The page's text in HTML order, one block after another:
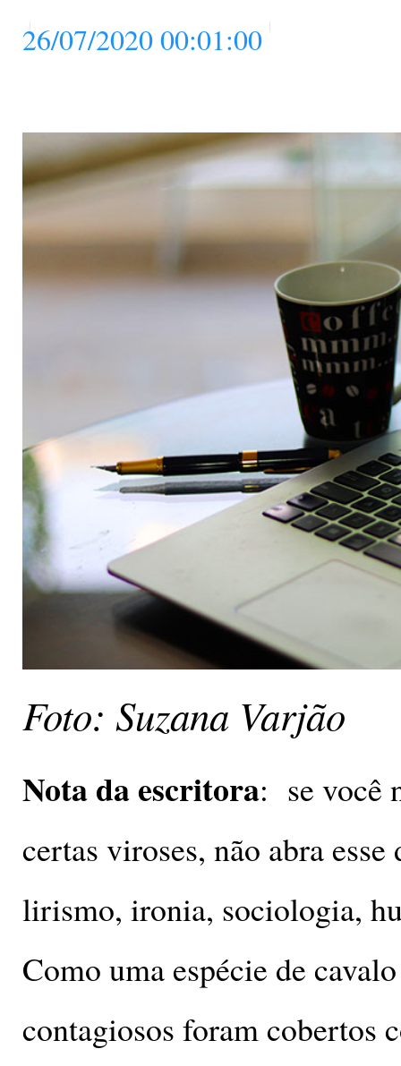
26/07/2020 00:01:00
Foto: Suzana Varjão
Nota da escritora: se você
certas viroses, não abra
lirismo, ironia, sociologia,
Como uma espécie de
contagiosos foram cobertos